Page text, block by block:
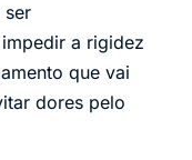
ser
a rigidez
que vai
dores pelo